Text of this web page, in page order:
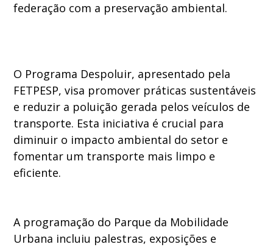
federação com a preservação ambiental.
O Programa Despoluir, apresentado pela
FETPESP, visa promover práticas sustentáveis
e reduzir a poluição gerada pelos veículos de
transporte. Esta iniciativa é crucial para
diminuir o impacto ambiental do setor e
fomentar um transporte mais limpo e
eficiente.
A programação do Parque da Mobilidade
Urbana incluiu palestras, exposições e